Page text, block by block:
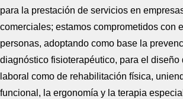
para la prestación de servicios en
comerciales; estamos comprometidos con
personas, adoptando como base la
diagnóstico fisioterapéutico, para el
laboral como de rehabilitación física,
funcional, la ergonomía y la terapia